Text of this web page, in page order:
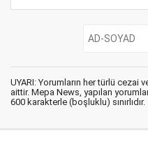
UYARI: Yorumların her türlü
aittir. Mepa News, yapılan
600 karakterle (boşluklu) sınırlıdır.